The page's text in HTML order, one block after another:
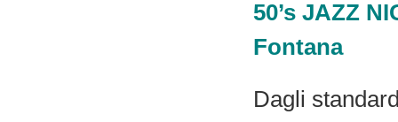
50’s JAZZ
Fontana
Dagli